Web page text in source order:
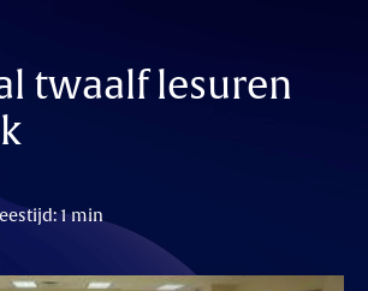
twaalf lesuren
1 min